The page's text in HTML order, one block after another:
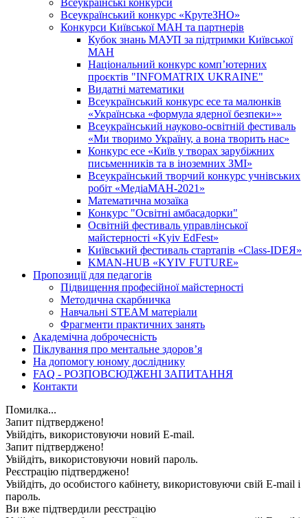
Всеукраїнські конкурси
Всеукраїнський конкурс «КрутеЗНО»
Конкурси Київської МАН та партнерів
Кубок знань МАУП за підтримки Київської
МАН
Національний конкурс комп’ютерних
проєктів "INFOMATRIX UKRAINE"
Видатні математики
Всеукраїнський конкурс есе та малюнків
«Українська «формула ядерної безпеки»»
Всеукраїнський науково-освітній фестиваль
«Ми творимо Україну, а вона творить нас»
Конкурс есе «Київ у творах зарубіжних
письменників та в іноземних ЗМІ»
Всеукраїнський творчий конкурс учнівських
робіт «МедіаМАН-2021»
Математична мозаїка
Конкурс "Освітні амбасадорки"
Освітній фестиваль управлінської
майстерності «Kyiv EdFest»
Київський фестиваль стартапів «Class-IDEЯ»
KMAN-HUB «KYIV FUTURE»
Пропозиції для педагогів
Підвищення професійної майстерності
Методична скарбничка
Навчальні STEAM матеріали
Фрагменти практичних занять
Академічна доброчесність
Піклування про ментальне здоровʼя
На допомогу юному досліднику
FAQ - РОЗПОВСЮДЖЕНІ ЗАПИТАННЯ
Контакти
Помилка...
Запит підтверджено!
Увійдіть, використовуючи новий E-mail.
Запит підтверджено!
Увійдіть, використовуючи новий пароль.
Реєстрацію підтверджено!
Увійдіть, до особистого кабінету, використовуючи свій E-mail і
пароль.
Ви вже підтвердили реєстрацію